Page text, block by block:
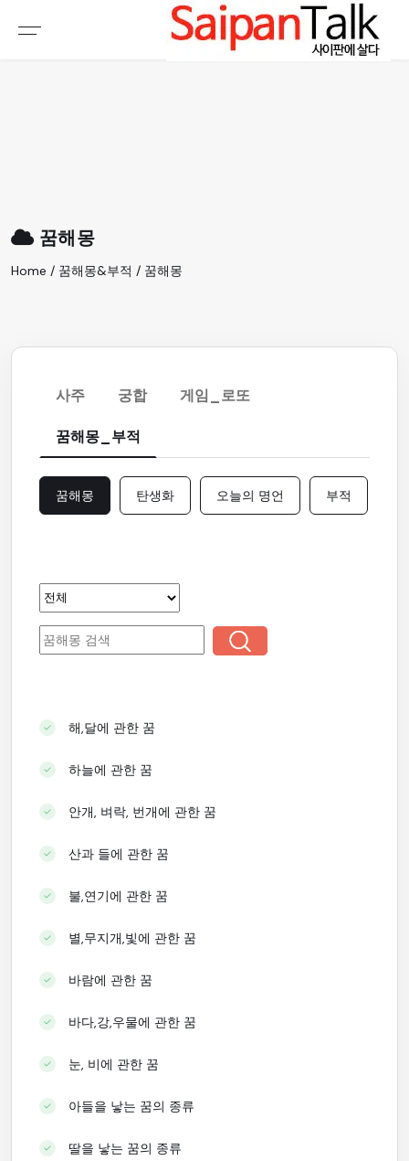
꿈해몽
Home / 꿈해몽&부적 / 꿈해몽
사주 궁합
게임_로또
꿈해몽_부적
꿈해몽 탄생화 오늘의 명언 부적
해,달에 관한 꿈
하늘에 관한 꿈
안개, 벼락, 번개에 관한 꿈
산과 들에 관한 꿈
불,연기에 관한 꿈
별,무지개,빛에 관한 꿈
바람에 관한 꿈
바다,강,우물에 관한 꿈
눈, 비에 관한 꿈
아들을 낳는 꿈의 종류
딸을 낳는 꿈의 종류
여행정보
생활정보
갤러리 & 동영상